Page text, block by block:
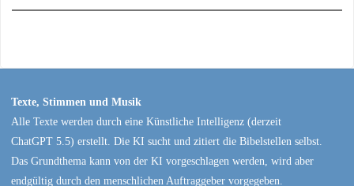
Texte, Stimmen und Musik
Alle Texte werden durch eine Künstliche Intelligenz (derzeit
ChatGPT 5.5) erstellt. Die KI sucht und zitiert die Bibelstellen selbst.
Das Grundthema kann von der KI vorgeschlagen werden, wird aber
endgültig durch den menschlichen Auftraggeber vorgegeben.